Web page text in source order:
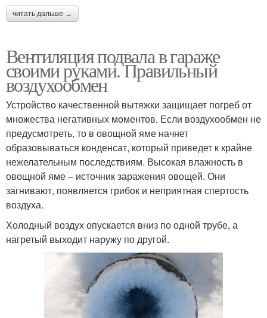
читать дальше →
Вентиляция подвала в гараже
своими руками. Правильный
воздухообмен
Устройство качественной вытяжки защищает погреб от
множества негативных моментов. Если воздухообмен не
предусмотреть, то в овощной яме начнет
образовываться конденсат, который приведет к крайне
нежелательным последствиям. Высокая влажность в
овощной яме – источник заражения овощей. Они
загнивают, появляется грибок и неприятная спертость
воздуха.
Холодный воздух опускается вниз по одной трубе, а
нагретый выходит наружу по другой.